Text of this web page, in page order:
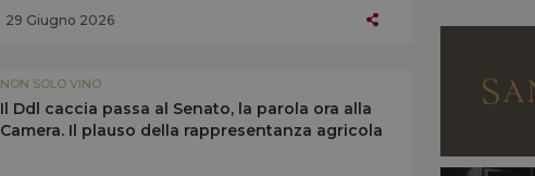
29 Giugno 2026
NON SOLO VINO
Il Ddl caccia passa al Senato, la parola ora alla
Camera. Il plauso della rappresentanza agricola